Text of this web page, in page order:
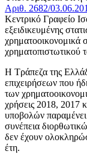
Αριθ. 2682/
Κεντρικό Γραφείο
εξειδικευμένης
χρηματοοικονομικά
χρηματοπιστωτικού
Η Τράπεζα της
επιχειρήσεων που
των
χρήσεις 2018, 2017
υποβολών παραμένει
συνέπεια
δεν έχουν
έτη.